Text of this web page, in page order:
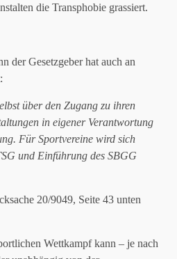
die Transphobie grassiert.
der Gesetzgeber hat auch an
über den Zugang zu ihren
in eigener Verantwortung
Für Sportvereine wird sich
und Einführung des SBGG
20/9049, Seite 43 unten
Wettkampf kann – je nach